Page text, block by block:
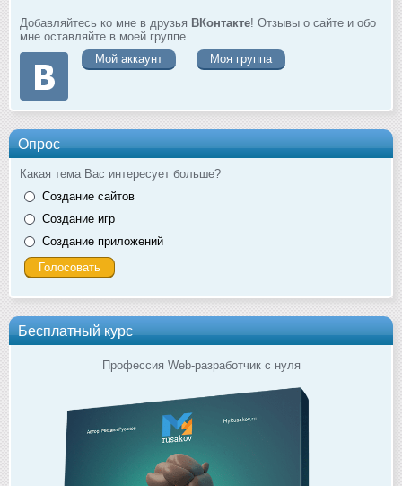
Добавляйтесь ко мне в друзья ВКонтакте! Отзывы о сайте и обо
мне оставляйте в моей группе.
Мой аккаунт
Моя группа
Опрос
Какая тема Вас интересует больше?
Создание сайтов
Создание игр
Создание приложений
Бесплатный курс
Профессия Web-разработчик с нуля